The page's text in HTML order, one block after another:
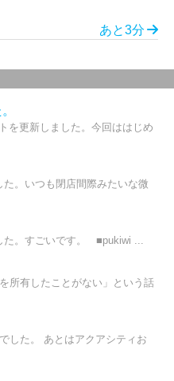
あと3分
を更新しました。今回ははじめ
。いつも閉店間際みたいな微
た。すごいです。 ■pukiwi ...
所有したことがない」という話
した。 あとはアクアシティお